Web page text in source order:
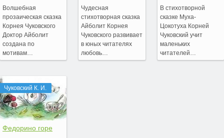
Волшебная
прозаическая сказка
Корнея Чуковского
Доктор Айболит
создана по
мотивам…
Чуковский К. И.
Федорино горе
Чудесная
стихотворная сказка
Айболит Корнея
Чуковского развивает
в юных читателях
любовь…
В стихотворной
сказке Муха-
Цокотуха Корней
Чуковский учит
маленьких
читателей…